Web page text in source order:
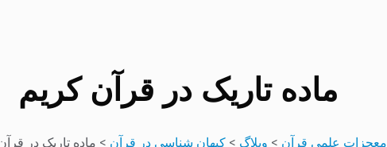
ماده تاریک در قرآن کریم
معجزات علمی قرآن > وبلاگ > کیهان شناسی در قرآن > ماده تاریک در